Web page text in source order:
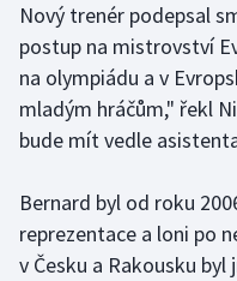
Futsal
Golf
Gymnastika
Házená
Jezdectví
Nový trenér podepsal
postup na mistrovství
na olympiádu a v
mladým hráčům," řekl
bude mít vedle
Bernard byl od roku
reprezentace a loni po
v Česku a Rakousku